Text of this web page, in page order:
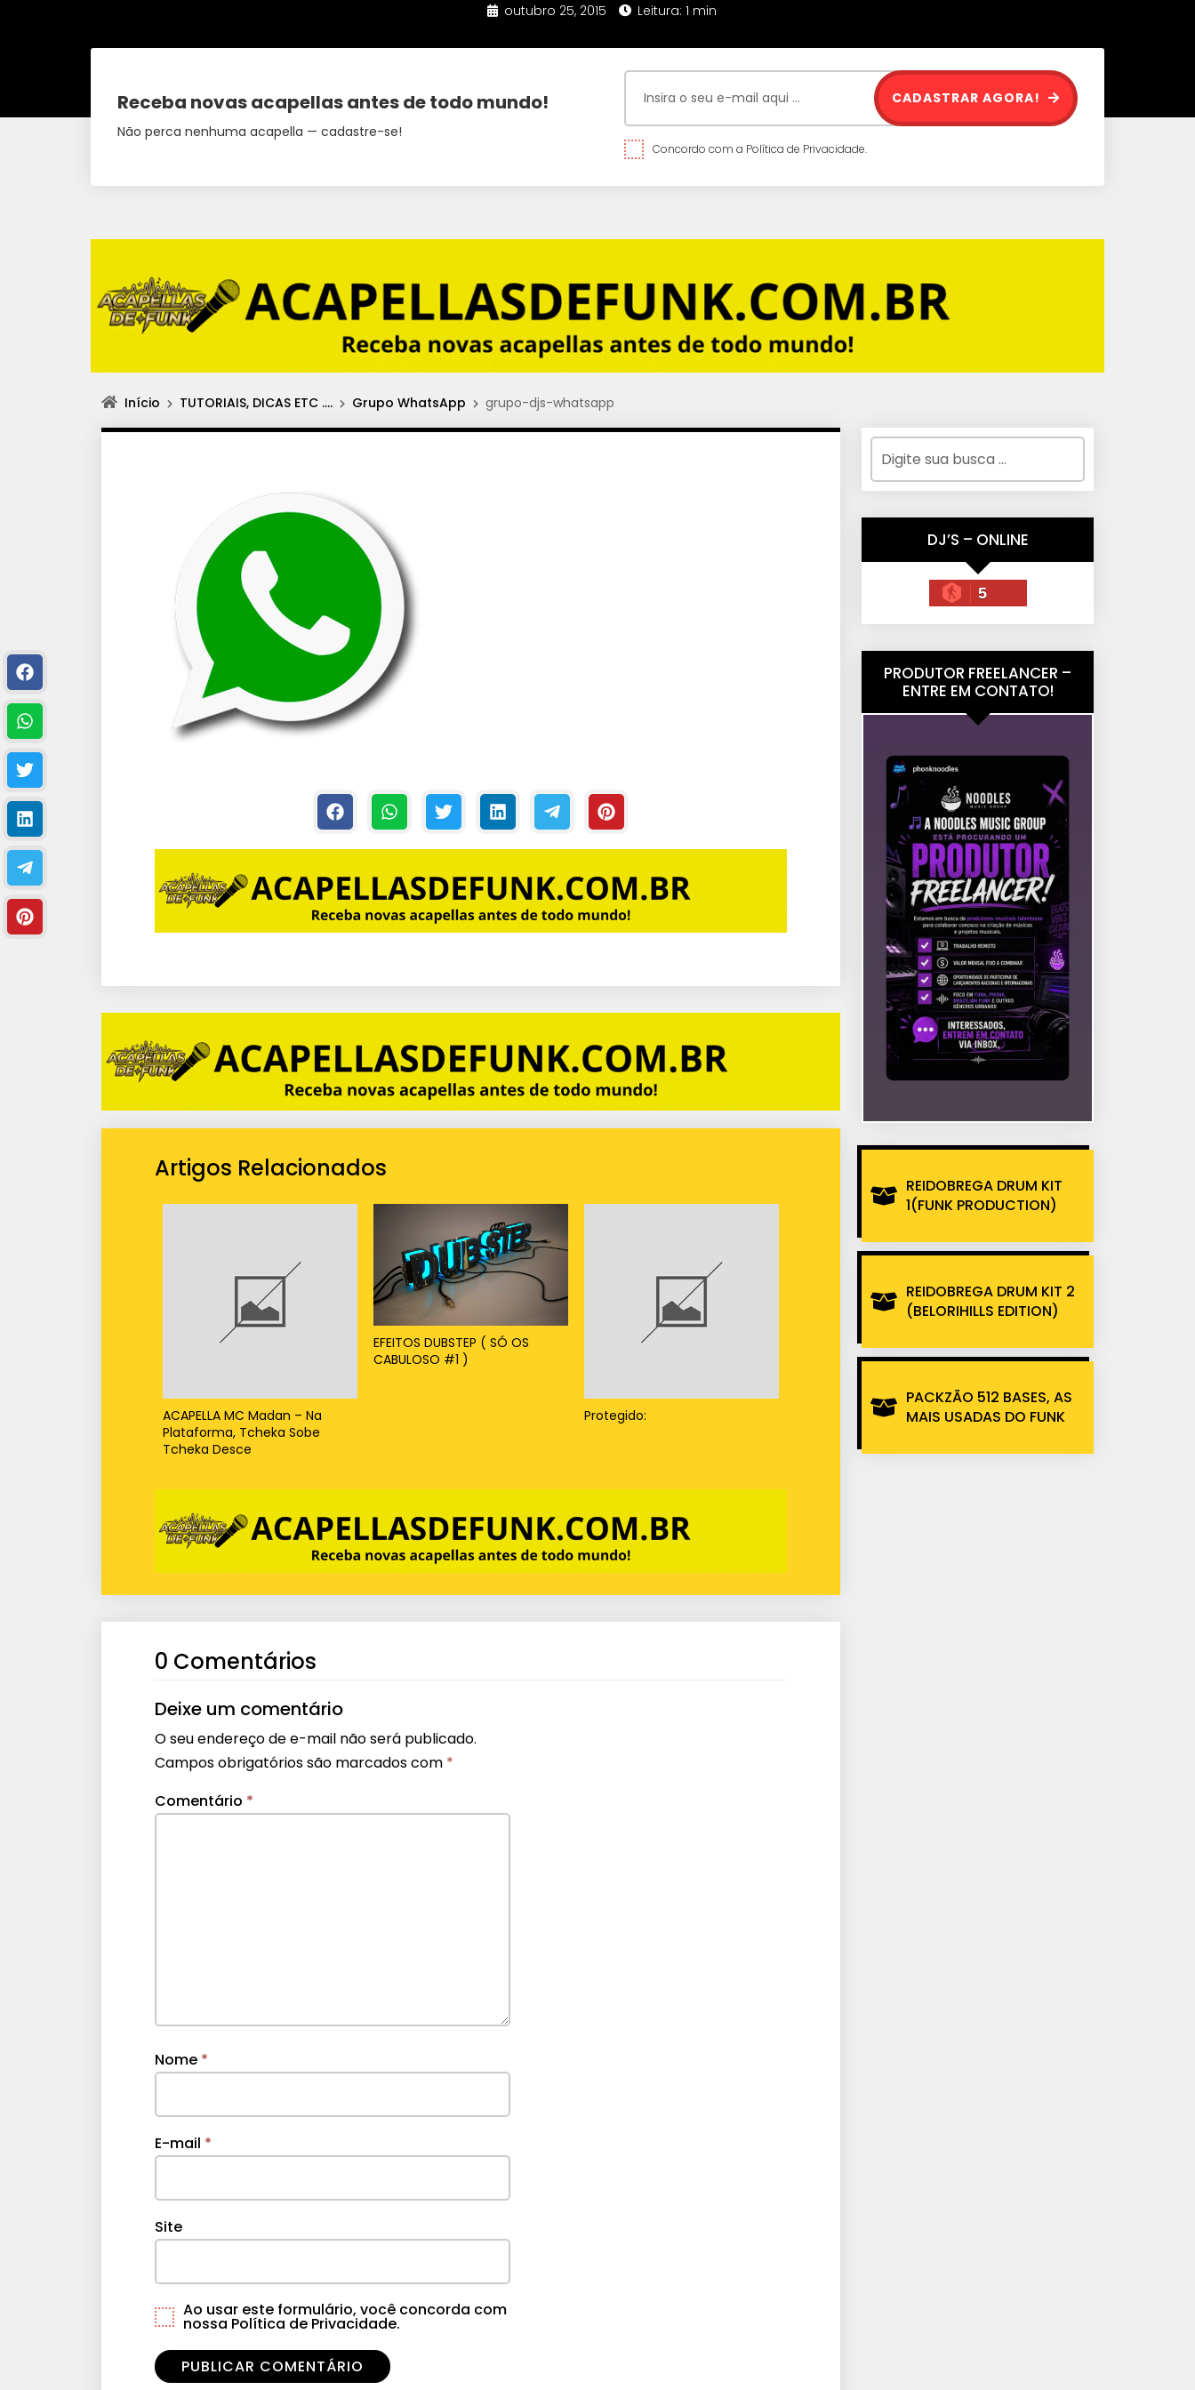
outubro 25, 2015 Leitura: 1 min
Receba novas acapellas antes de todo mundo!
Não perca nenhuma acapella — cadastre-se!
Concordo com a Política de Privacidade.
CADASTRAR AGORA!
Início TUTORIAIS, DICAS ETC …. Grupo WhatsApp grupo-djs-whatsapp
Artigos Relacionados
ACAPELLA MC Madan – Na
Plataforma, Tcheka Sobe
Tcheka Desce
EFEITOS DUBSTEP ( SÓ OS
CABULOSO #1 )
Protegido:
0 Comentários
Deixe um comentário
O seu endereço de e-mail não será publicado.
Campos obrigatórios são marcados com *
Comentário *
Nome *
E-mail *
Site
Ao usar este formulário, você concorda com
nossa Política de Privacidade.
DJ’S – ONLINE
5
PRODUTOR FREELANCER –
ENTRE EM CONTATO!
REIDOBREGA DRUM KIT
1(FUNK PRODUCTION)
REIDOBREGA DRUM KIT 2
(BELORIHILLS EDITION)
PACKZÃO 512 BASES, AS
MAIS USADAS DO FUNK